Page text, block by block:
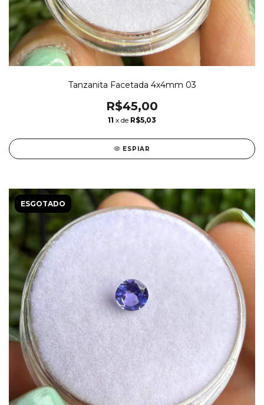
Tanzanita Facetada 4x4mm 03
R$45,00
11 x de R$5,03
ESPIAR
ESGOTADO